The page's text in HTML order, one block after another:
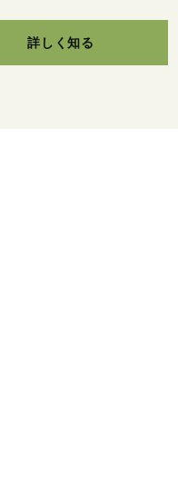
詳しく知る